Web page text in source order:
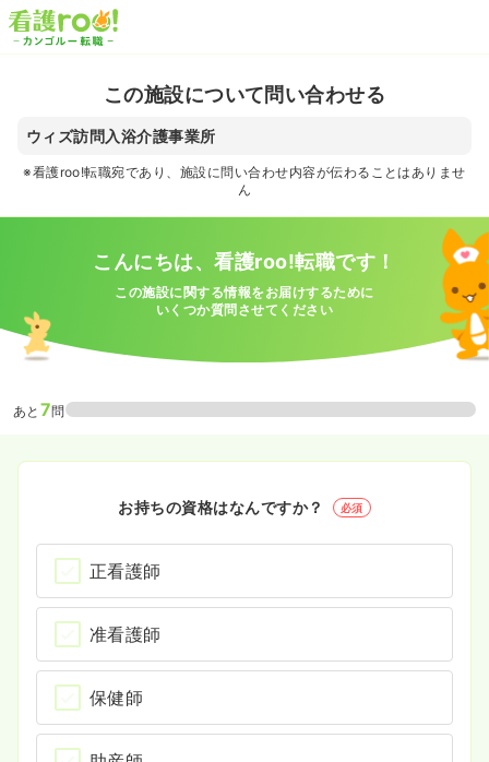
この施設について問い合わせる
ウィズ訪問入浴介護事業所
※看護roo!転職宛であり、施設に問い合わせ内容が伝わることはありませ
ん
こんにちは、看護roo!転職です！
この施設に関する情報をお届けするために
いくつか質問させてください
あと 7問
お持ちの資格はなんですか？ 必須
正看護師
准看護師
保健師